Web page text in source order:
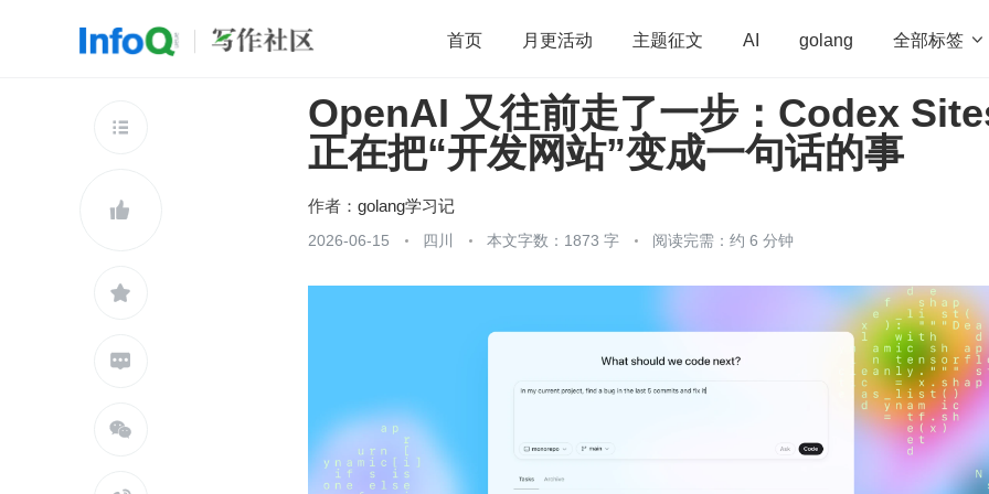
首页 月更活动 主题征文 AI golang 全部标签 
开源 架构 OpenHarmony 算法 学习方法 Web3.0 高
团队管理 程序员 运维 深度思考 低代码 redis
查看更多





OpenAI 又往前走了一步：Codex
正在把“开发网站”变成一句话的事
作者： golang学习记
2026-06-15 四川 本文字数：1873 字 阅读完需：约 6 分钟